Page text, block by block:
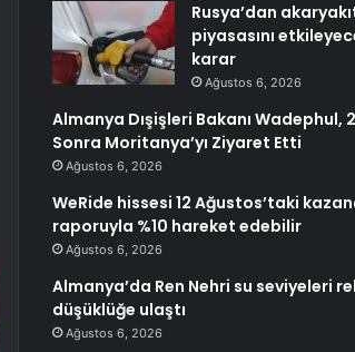
Rusya’dan
piyasasını
karar
Ağustos 6, 2026
Almanya Dışişleri Bakanı Wadephul,
Sonra Moritanya’yı Ziyaret Etti
Ağustos 6, 2026
WeRide hissesi 12 Ağustos’taki
raporuyla %10 hareket edebilir
Ağustos 6, 2026
Almanya’da Ren Nehri su seviyeleri
düşüklüğe ulaştı
Ağustos 6, 2026